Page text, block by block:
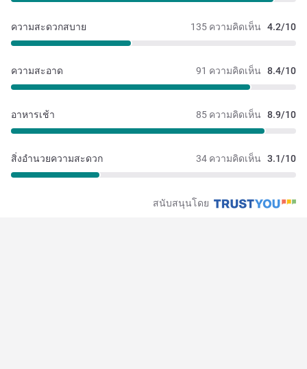
135 ความคิดเห็น 4.2/10
ความสะดวกสบาย
91 ความคิดเห็น 8.4/10
ความสะอาด
85 ความคิดเห็น 8.9/10
อาหารเช้า
34 ความคิดเห็น 3.1/10
สิ่งอำนวยความสะดวก
สนับสนุนโดย